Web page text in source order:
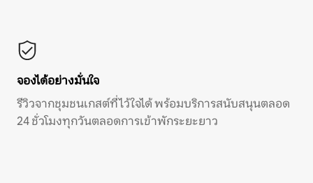
จองได้อย่างมั่นใจ
รีวิวจากชุมชนเกสต์ที่ไว้ใจได้ พร้อมบริการสนับสนุนตลอด
24 ชั่วโมงทุกวันตลอดการเข้าพักระยะยาว